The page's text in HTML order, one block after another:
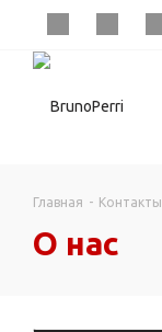
Главная - Контакты
О нас